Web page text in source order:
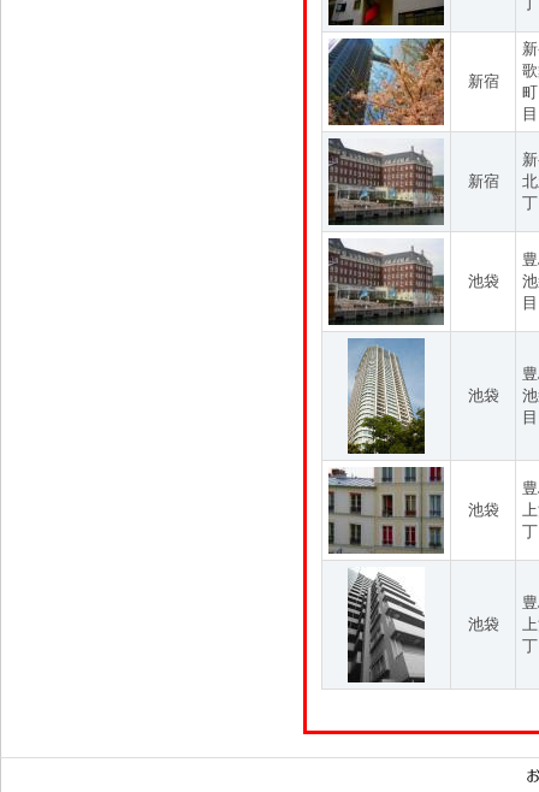
新宿
目
新宿
池袋
池袋
目
池袋
池袋